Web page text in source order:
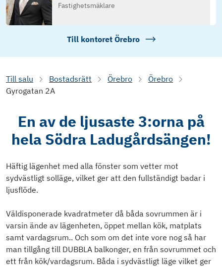
Fastighetsmäklare
Till kontoret Örebro
Till salu Bostadsrätt Örebro
Örebro
Gyrogatan 2A
En av de ljusaste 3:orna på
hela Södra Ladugårdsängen!
Häftig lägenhet med alla fönster som vetter mot
sydvästligt solläge, vilket ger att den fullständigt badar i
ljusflöde.
Väldisponerade kvadratmeter då båda sovrummen är i
varsin ände av lägenheten, öppet mellan kök, matplats
samt vardagsrum.. Och som om det inte vore nog så har
man tillgång till DUBBLA balkonger, en från sovrummet och
ett från kök/vardagsrum. Båda i sydvästligt läge vilket ger